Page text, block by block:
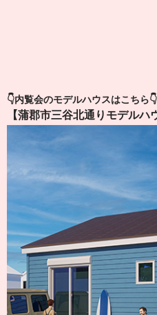
👇内覧会のモデルハウスはこちら👇
【蒲郡市三谷北通りモデルハ